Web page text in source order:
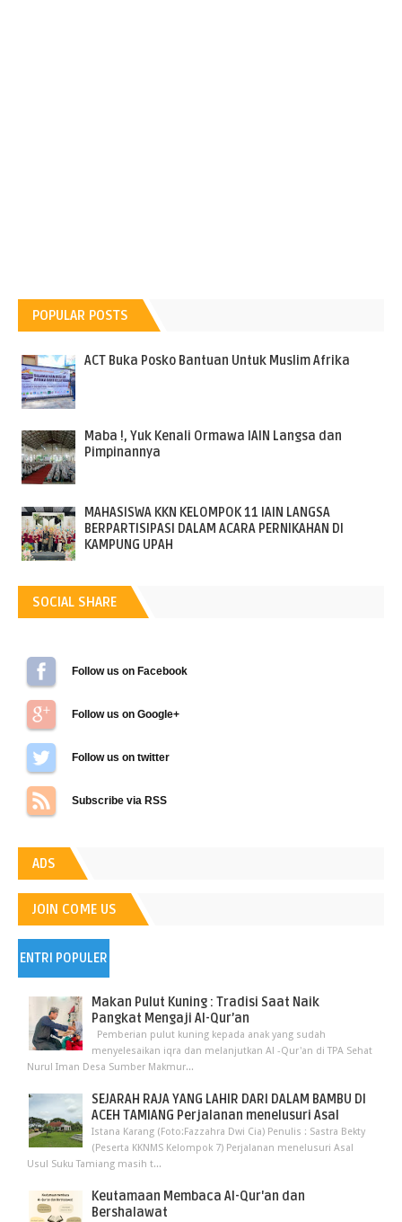
POPULAR POSTS
ACT Buka Posko Bantuan Untuk Muslim Afrika
Maba !, Yuk Kenali Ormawa IAIN Langsa dan
Pimpinannya
MAHASISWA KKN KELOMPOK 11 IAIN LANGSA
BERPARTISIPASI DALAM ACARA PERNIKAHAN DI
KAMPUNG UPAH
SOCIAL SHARE
Follow us on Facebook
Follow us on Google+
Follow us on Twitter
Subscribe via RSS
ADS
JOIN COME US
ENTRI POPULER
Makan Pulut Kuning : Tradisi Saat Naik
Pangkat Mengaji Al-Qur’an
Pemberian pulut kuning kepada anak yang sudah
menyelesaikan iqra dan melanjutkan Al -Qur'an di TPA Sehat
Nurul Iman Desa Sumber Makmur...
SEJARAH RAJA YANG LAHIR DARI DALAM BAMBU DI
ACEH TAMIANG Perjalanan menelusuri Asal
Istana Karang (Foto:Fazzahra Dwi Cia) Penulis : Sastra Bekty
(Peserta KKNMS Kelompok 7) Perjalanan menelusuri Asal
Usul Suku Tamiang masih t...
Keutamaan Membaca Al-Qur'an dan
Bershalawat